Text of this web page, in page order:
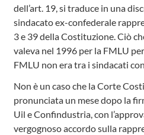
dell’art. 19, si traduce in una
sindacato ex-confederale
3 e 39 della Costituzione. Ciò
valeva nel 1996 per la FMLU
FMLU non era tra i sindacati
Non è un caso che la Corte
pronunciata un mese dopo la
Uil e Confindustria, con
vergognoso accordo sulla